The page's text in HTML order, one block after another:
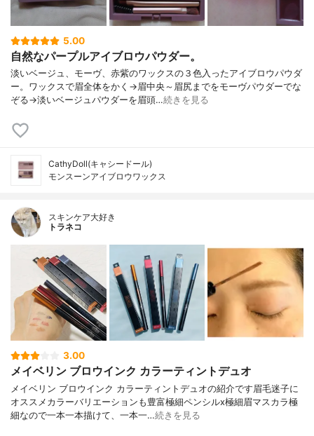
5.00
自然なパープルアイブロウパウダー。
淡いベージュ、モーヴ、赤紫のワックスの３色入ったアイブロウパウダ
ー。ワックスで眉全体をかく→眉中央～眉尻までをモーヴパウダーでな
ぞる→淡いベージュパウダーを眉頭…続きを見る
CathyDoll(キャシードール)
モンスーンアイブロウワックス
スキンケア大好き
トラネコ
3.00
メイベリン ブロウインク カラーティントデュオ
メイベリン ブロウインク カラーティントデュオの紹介です眉毛迷子に
オススメカラーバリエーションも豊富極細ペンシルx極細眉マスカラ極
細なので一本一本描けて、一本一…続きを見る